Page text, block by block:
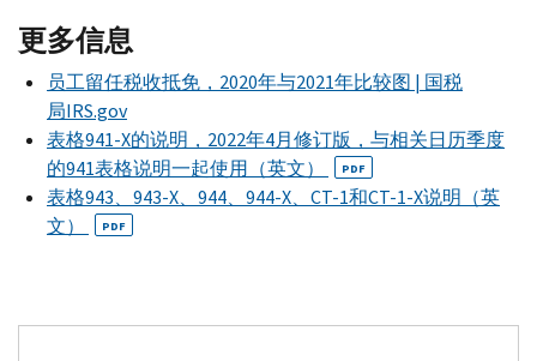
更多信息
员工留任税收抵免，2020年与2021年比较图 | 国税
局IRS.gov
表格941-X的说明，2022年4月修订版，与相关日历季度
的941表格说明一起使用（英文）
PDF
表格943、943-X、944、944-X、 CT-1和CT-1-X说明（英
文）
PDF